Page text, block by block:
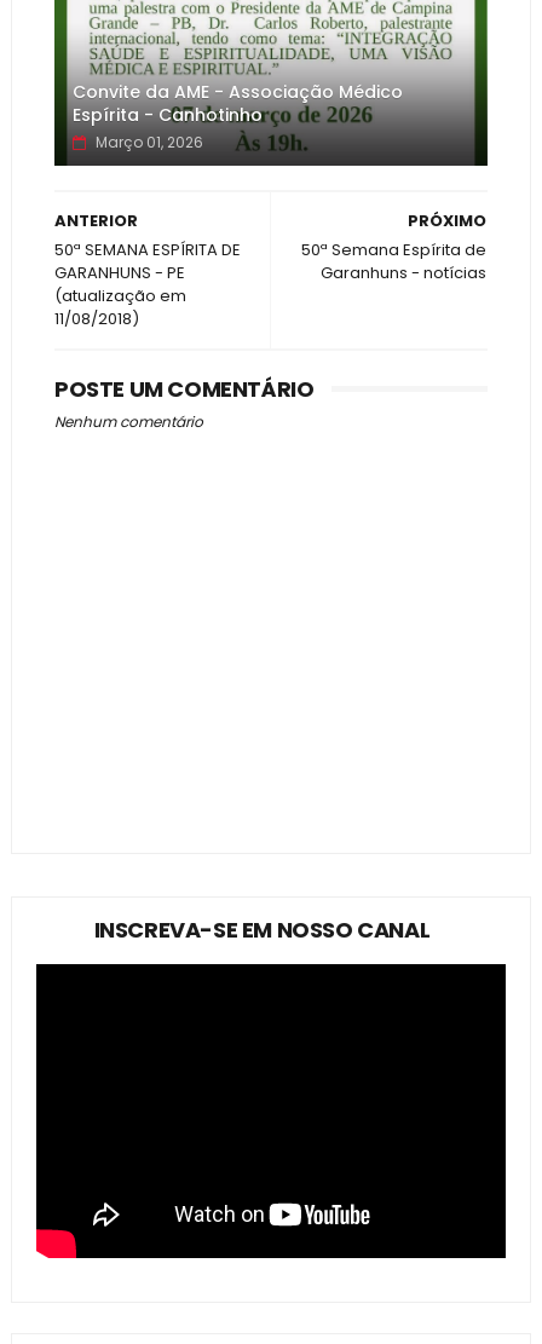
Convite da AME - Associação Médico
Espírita - Canhotinho
Março 01, 2026
PRÓXIMO
50ª Semana Espírita de
Garanhuns - notícias
ANTERIOR
50ª SEMANA ESPÍRITA DE
GARANHUNS - PE
(atualização em
11/08/2018)
POSTE UM COMENTÁRIO
Nenhum comentário
INSCREVA-SE EM NOSSO CANAL